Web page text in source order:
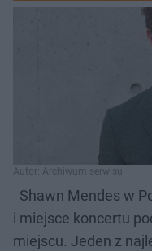
Autor: Archiwum serwisu
Shawn Mendes w
i miejsce koncertu
miejscu. Jeden z